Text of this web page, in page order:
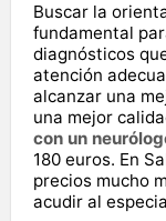
Buscar la
fundamental
diagnósticos
atención
alcanzar una
una mejor
con un
180 euros. En
precios mucho
acudir al